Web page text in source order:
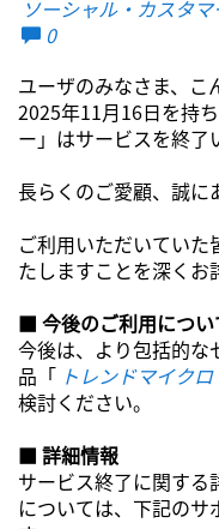
ソーシャル・カスタ
0
ユーザのみなさま、こ
2025年11月16日を持
ー」はサービスを終了
長らくのご愛顧、誠に
ご利用いただいてい
たしますことを深くお
■ 今後のご利用につい
今後は、より包括的な
品「 トレンドマイク
検討ください。
■ 詳細情報
サービス終了に関す
については、下記の